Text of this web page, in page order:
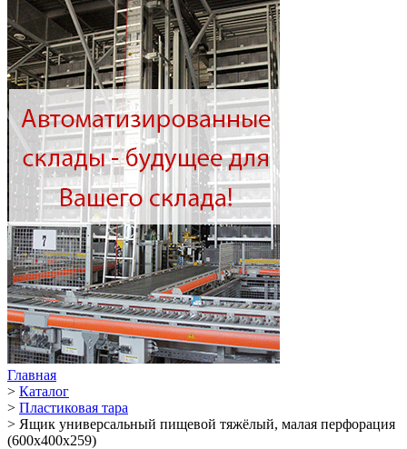
Главная
> Каталог
> Пластиковая тара
> Ящик универсальный пищевой тяжёлый, малая перфорация
(600х400х259)